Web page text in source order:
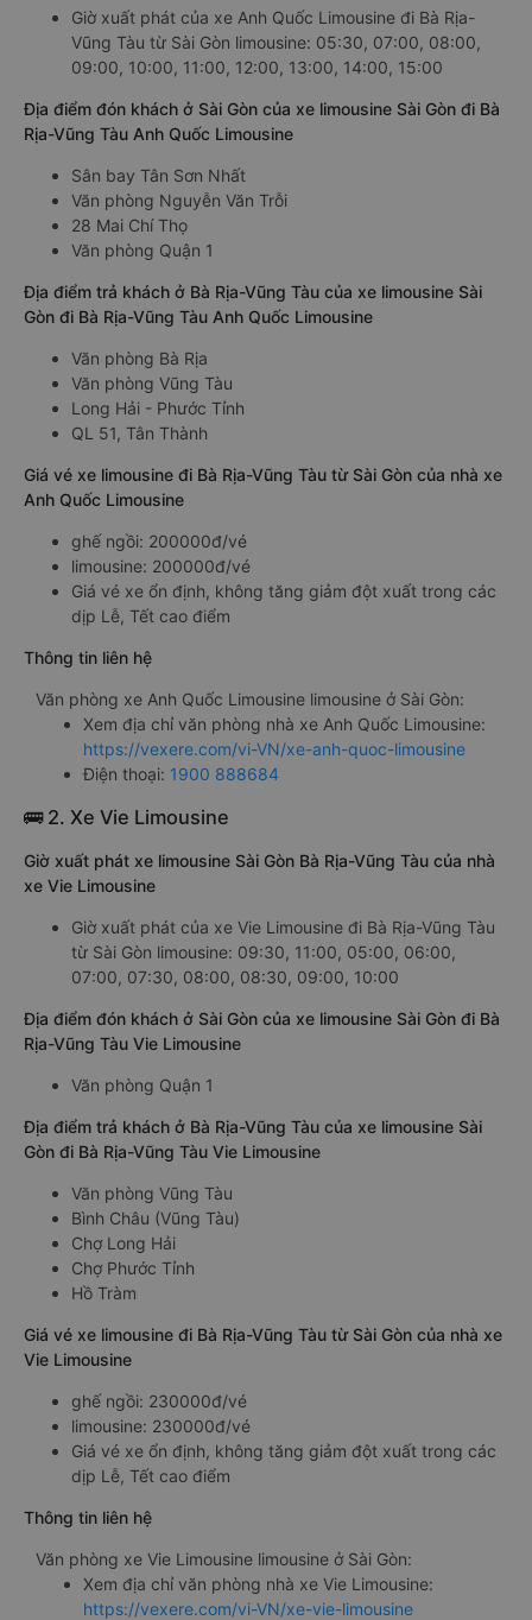
Giờ xuất phát của xe Anh Quốc Limousine đi Bà Rịa-
Vũng Tàu từ Sài Gòn limousine: 05:30, 07:00, 08:00,
09:00, 10:00, 11:00, 12:00, 13:00, 14:00, 15:00
Địa điểm đón khách ở Sài Gòn của xe limousine Sài Gòn đi Bà
Rịa-Vũng Tàu Anh Quốc Limousine
Sân bay Tân Sơn Nhất
Văn phòng Nguyễn Văn Trỗi
28 Mai Chí Thọ
Văn phòng Quận 1
Địa điểm trả khách ở Bà Rịa-Vũng Tàu của xe limousine Sài
Gòn đi Bà Rịa-Vũng Tàu Anh Quốc Limousine
Văn phòng Bà Rịa
Văn phòng Vũng Tàu
Long Hải - Phước Tỉnh
QL 51, Tân Thành
Giá vé xe limousine đi Bà Rịa-Vũng Tàu từ Sài Gòn của nhà xe
Anh Quốc Limousine
ghế ngồi: 200000đ/vé
limousine: 200000đ/vé
Giá vé xe ổn định, không tăng giảm đột xuất trong các
dịp Lễ, Tết cao điểm
Thông tin liên hệ
Văn phòng xe Anh Quốc Limousine limousine ở Sài Gòn:
Xem địa chỉ văn phòng nhà xe Anh Quốc Limousine:
https://vexere.com/vi-VN/xe-anh-quoc-limousine
Điện thoại: 1900 888684
🚌 2. Xe Vie Limousine
Giờ xuất phát xe limousine Sài Gòn Bà Rịa-Vũng Tàu của nhà
xe Vie Limousine
Giờ xuất phát của xe Vie Limousine đi Bà Rịa-Vũng Tàu
từ Sài Gòn limousine: 09:30, 11:00, 05:00, 06:00,
07:00, 07:30, 08:00, 08:30, 09:00, 10:00
Địa điểm đón khách ở Sài Gòn của xe limousine Sài Gòn đi Bà
Rịa-Vũng Tàu Vie Limousine
Văn phòng Quận 1
Địa điểm trả khách ở Bà Rịa-Vũng Tàu của xe limousine Sài
Gòn đi Bà Rịa-Vũng Tàu Vie Limousine
Văn phòng Vũng Tàu
Bình Châu (Vũng Tàu)
Chợ Long Hải
Chợ Phước Tỉnh
Hồ Tràm
Giá vé xe limousine đi Bà Rịa-Vũng Tàu từ Sài Gòn của nhà xe
Vie Limousine
ghế ngồi: 230000đ/vé
limousine: 230000đ/vé
Giá vé xe ổn định, không tăng giảm đột xuất trong các
dịp Lễ, Tết cao điểm
Thông tin liên hệ
Văn phòng xe Vie Limousine limousine ở Sài Gòn:
Xem địa chỉ văn phòng nhà xe Vie Limousine:
https://vexere.com/vi-VN/xe-vie-limousine